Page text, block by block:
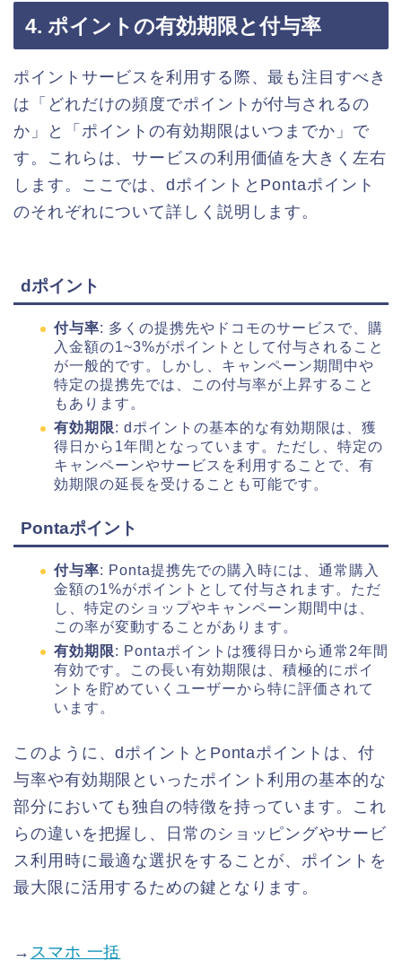
4. ポイントの有効期限と付与率
ポイントサービスを利用する際、最も注目すべき
は「どれだけの頻度でポイントが付与されるの
か」と「ポイントの有効期限はいつまでか」で
す。これらは、サービスの利用価値を大きく左右
します。ここでは、dポイントとPontaポイント
のそれぞれについて詳しく説明します。
dポイント
付与率: 多くの提携先やドコモのサービスで、購
入金額の1~3%がポイントとして付与されること
が一般的です。しかし、キャンペーン期間中や
特定の提携先では、この付与率が上昇すること
もあります。
有効期限: dポイントの基本的な有効期限は、獲
得日から1年間となっています。ただし、特定の
キャンペーンやサービスを利用することで、有
効期限の延長を受けることも可能です。
Pontaポイント
付与率: Ponta提携先での購入時には、通常購入
金額の1%がポイントとして付与されます。ただ
し、特定のショップやキャンペーン期間中は、
この率が変動することがあります。
有効期限: Pontaポイントは獲得日から通常2年間
有効です。この長い有効期限は、積極的にポイ
ントを貯めていくユーザーから特に評価されて
います。
このように、dポイントとPontaポイントは、付
与率や有効期限といったポイント利用の基本的な
部分においても独自の特徴を持っています。これ
らの違いを把握し、日常のショッピングやサービ
ス利用時に最適な選択をすることが、ポイントを
最大限に活用するための鍵となります。
→ スマホ 一括